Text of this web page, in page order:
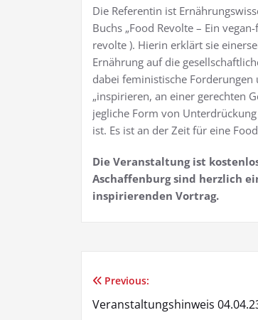
Die Referentin ist
Buchs „Food Revolte – Ein
revolte ). Hierin erklärt sie
Ernährung auf die
dabei feministische
„inspirieren, an einer gerechten
jegliche Form von
ist. Es ist an der Zeit für eine
Die Veranstaltung ist
Aschaffenburg sind herzlich
inspirierenden Vortrag.
Previous:
Veranstaltungshinweis